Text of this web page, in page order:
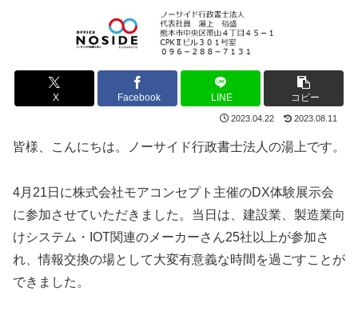
X Facebook LINE コピー
2023.04.22 2023.08.11
皆様、こんにちは。ノーサイド行政書士法人の湯上です。
4月21日に株式会社モアコンセプト主催のDX体験展示会
に参加させていただきました。当日は、建設業、製造業向
けシステム・IOT関連のメーカーさん25社以上が参加さ
れ、情報交換の場として大変有意義な時間を過ごすことが
できました。